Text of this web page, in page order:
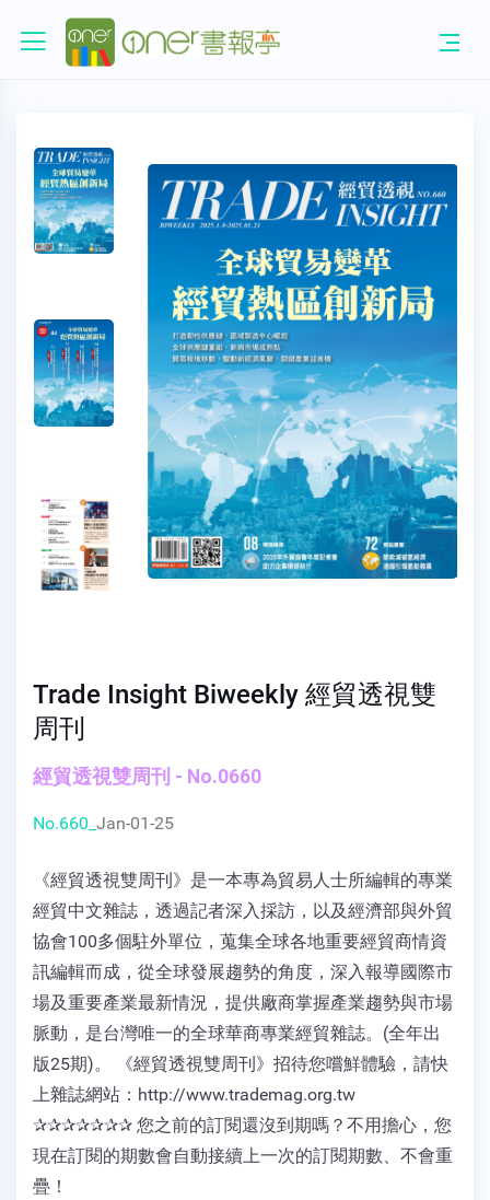
Trade Insight Biweekly 經貿透視雙
周刊
經貿透視雙周刊 - No.0660
No.660_ Jan-01-25
《經貿透視雙周刊》是一本專為貿易人士所編輯的專業
經貿中文雜誌，透過記者深入採訪，以及經濟部與外貿
協會100多個駐外單位，蒐集全球各地重要經貿商情資
訊編輯而成，從全球發展趨勢的角度，深入報導國際市
場及重要產業最新情況，提供廠商掌握產業趨勢與市場
脈動，是台灣唯一的全球華商專業經貿雜誌。(全年出
版25期)。 《經貿透視雙周刊》招待您嚐鮮體驗，請快
上雜誌網站：http://www.trademag.org.tw
✰✰✰✰✰✰✰ 您之前的訂閱還沒到期嗎？不用擔心，您
現在訂閱的期數會自動接續上一次的訂閱期數、不會重
疊！